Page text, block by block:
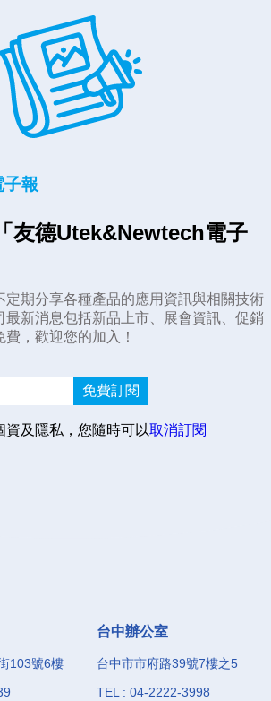
報
友德Utek&Newtech電子
定期分享各種產品的應用資訊與相關技術
最新消息包括新品上市、展會資訊、促銷
，歡迎您的加入！
免費訂閱
資及隱私，您隨時可以取消訂閱
103號6樓
台中辦公室
台中市市府路39號7樓之5
TEL : 04-2222-3998